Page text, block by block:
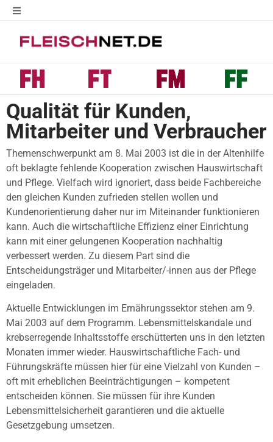
Qualität für Kunden,
Mitarbeiter und Verbraucher
Themenschwerpunkt am 8. Mai 2003 ist die in der Altenhilfe
oft beklagte fehlende Kooperation zwischen Hauswirtschaft
und Pflege. Vielfach wird ignoriert, dass beide Fachbereiche
den gleichen Kunden zufrieden stellen wollen und
Kundenorientierung daher nur im Miteinander funktionieren
kann. Auch die wirtschaftliche Effizienz einer Einrichtung
kann mit einer gelungenen Kooperation nachhaltig
verbessert werden. Zu diesem Part sind die
Entscheidungsträger und Mitarbeiter/-innen aus der Pflege
eingeladen.
Aktuelle Entwicklungen im Ernährungssektor stehen am 9.
Mai 2003 auf dem Programm. Lebensmittelskandale und
krebserregende Inhaltsstoffe erschütterten uns in den letzten
Monaten immer wieder. Hauswirtschaftliche Fach- und
Führungskräfte müssen hier für eine Vielzahl von Kunden –
oft mit erheblichen Beeinträchtigungen – kompetent
entscheiden können. Sie müssen für ihre Kunden
Lebensmittelsicherheit garantieren und die aktuelle
Gesetzgebung umsetzen.